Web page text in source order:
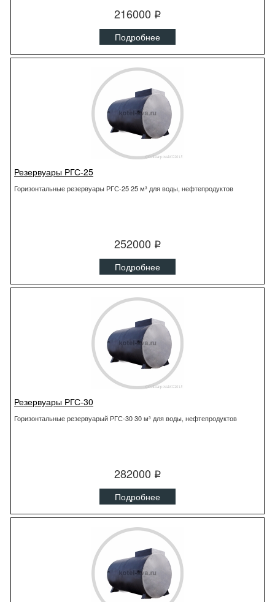
216000 q
Подробнее
Резервуары РГС-25
Горизонтальные резервуары РГС-25 25 м³ для воды, нефтепродуктов
252000 q
Подробнее
Резервуары РГС-30
Горизонтальные резервуарый РГС-30 30 м³ для воды, нефтепродуктов
282000 q
Подробнее